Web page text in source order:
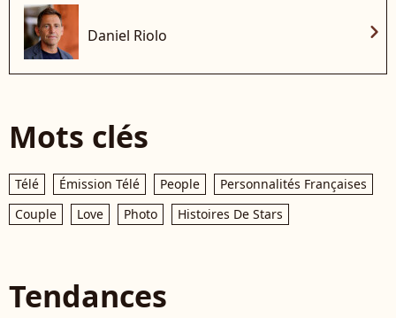
Daniel Riolo chevron_right
Mots clés
Télé Émission Télé People
Personnalités Françaises
Couple
Love Photo Histoires De Stars
Tendances